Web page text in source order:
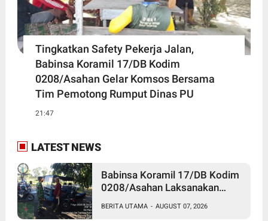
Tingkatkan Safety Pekerja Jalan,
Babinsa Koramil 17/DB Kodim
0208/Asahan Gelar Komsos Bersama
Tim Pemotong Rumput Dinas PU
21:47
LATEST NEWS
Babinsa Koramil 17/DB Kodim
0208/Asahan Laksanakan
BERITA UTAMA - AUGUST 07, 2026